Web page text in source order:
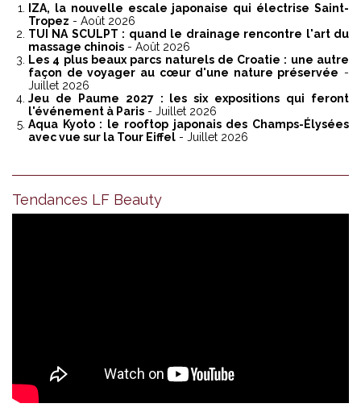
IZA, la nouvelle escale japonaise qui électrise Saint-
Tropez - Août 2026
TUI NA SCULPT : quand le drainage rencontre l'art du
massage chinois - Août 2026
Les 4 plus beaux parcs naturels de Croatie : une autre
façon de voyager au cœur d'une nature préservée -
Juillet 2026
Jeu de Paume 2027 : les six expositions qui feront
l'événement à Paris - Juillet 2026
Aqua Kyoto : le rooftop japonais des Champs-Élysées
avec vue sur la Tour Eiffel - Juillet 2026
Tendances LF Beauty